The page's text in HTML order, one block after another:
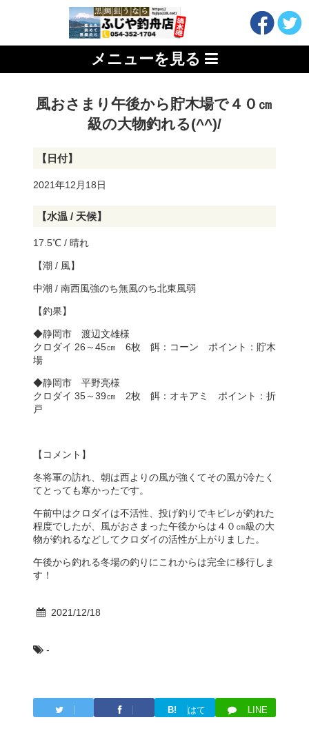
メニューを見る
風おさまり午後から貯木場で４０㎝
級の大物釣れる(^^)/
【日付】
2021年12月18日
【水温 / 天候】
17.5℃ / 晴れ
【潮 / 風】
中潮 / 南西風強のち無風のち北東風弱
【釣果】
◆静岡市 渡辺文雄様
クロダイ 26～45㎝ 6枚 餌：コーン ポイント：貯木
場
◆静岡市 平野亮様
クロダイ 35～39㎝ 2枚 餌：オキアミ ポイント：折
戸
【コメント】
冬将軍の訪れ、朝は西よりの風が強くてその風が冷たく
てとっても寒かったです。
午前中はクロダイは不活性、投げ釣りでキビレが釣れた
程度でしたが、風がおさまった午後からは４０㎝級の大
物が釣れるなどしてクロダイの活性が上がりました。
午後から釣れる冬場の釣りにこれからは完全に移行しま
す！
2021/12/18
-
B!
はて
LINE